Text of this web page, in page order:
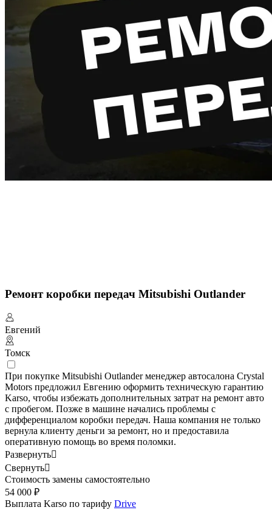
Ремонт коробки передач Mitsubishi Outlander
Евгений
Томск
При покупке Mitsubishi Outlander менеджер автосалона Crystal
Motors предложил Евгению оформить техническую гарантию
Karso, чтобы избежать дополнительных затрат на ремонт авто
с пробегом. Позже в машине начались проблемы с
дифференциалом коробки передач. Наша компания не только
вернула клиенту деньги за ремонт, но и предоставила
оперативную помощь во время поломки.
Развернуть
Свернуть
Стоимость замены самостоятельно
54 000 ₽
Выплата Karso по тарифу Drive